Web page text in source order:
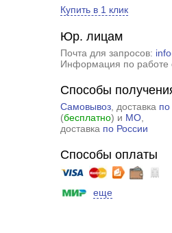
Купить в 1 клик
Юр. лицам
Почта для запросов:
Информация по работе
Способы
Самовывоз, доставка
(бесплатно) и МО,
доставка по России
Способы оплаты
еще